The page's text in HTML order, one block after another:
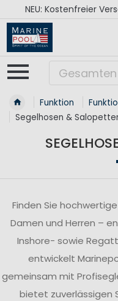
RÉGATES
Funktion
Segelhosen &
Finden Sie
Damen und Herren –
Inshore- sowie
entwickelt
gemeinsam mit
bietet zuverlässigen